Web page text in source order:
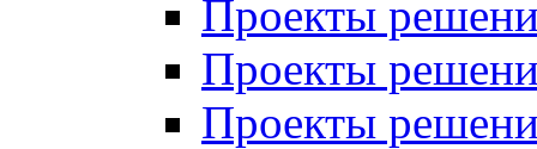
Проекты
Проекты
Проекты